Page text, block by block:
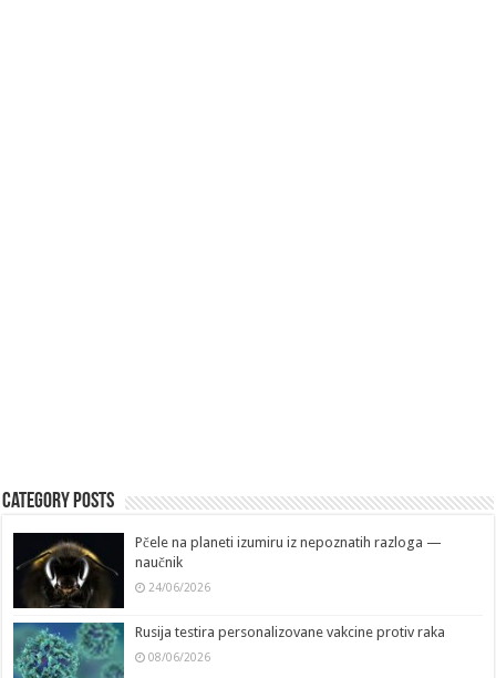
Category Posts
Pčele na planeti izumiru iz nepoznatih razloga —
naučnik
24/06/2026
Rusija testira personalizovane vakcine protiv raka
08/06/2026